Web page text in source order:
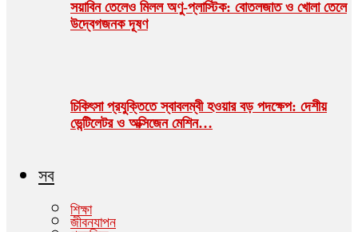
সয়াবিন তেলেও মিলল অণু-প্লাস্টিক: বোতলজাত ও খোলা তেলে
উদ্বেগজনক দূষণ
চিকিৎসা প্রযুক্তিতে স্বাবলম্বী হওয়ার বড় পদক্ষেপ: দেশীয়
ভেন্টিলেটর ও অক্সিজেন মেশিন…
সব
শিক্ষা
জীবনযাপন